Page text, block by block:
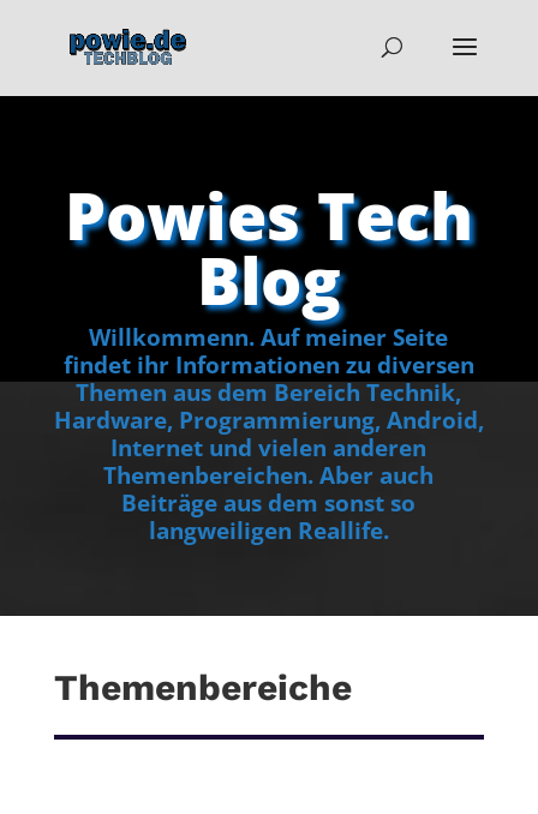
Powies Tech
Blog
Willkommenn. Auf meiner Seite
findet ihr Informationen zu diversen
Themen aus dem Bereich Technik,
Hardware, Programmierung, Android,
Internet und vielen anderen
Themenbereichen. Aber auch
Beiträge aus dem sonst so
langweiligen Reallife.
Themenbereiche